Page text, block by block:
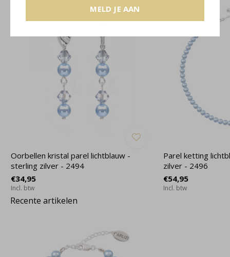
MELD JE AAN
Oorbellen kristal parel lichtblauw -
sterling zilver - 2494
€34,95
Incl. btw
Parel ketting
zilver - 2496
€54,95
Incl. btw
Recente artikelen